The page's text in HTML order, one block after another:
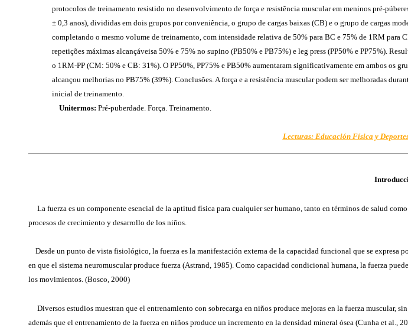
protocolos de treinamento resistido no desenvolvimento de força e resistência muscular em meninos pré-
± 0,3 anos), divididas em dois grupos por conveniência, o grupo de cargas baixas (CB) e o grupo de cargas
completando o mesmo volume de treinamento, com intensidade relativa de 50% para BC e 75% de 1RM
repetições máximas alcançáveis ​​a 50% e 75% no supino (PB50% e PB75%) e leg press (PP50% e PP75%).
o 1RM-PP (CM: 50% e CB: 31%). O PP50%, PP75% e PB50% aumentaram significativamente em ambos os
alcançou melhorias no PB75% (39%). Conclusões. A força e a resistência muscular podem ser melhoradas
inicial de treinamento.
Unitermos: Pré-puberdade. Força. Treinamento.
Lecturas: Educación Física y
La fuerza es un componente esencial de la aptitud física para cualquier ser humano, tanto en términos de salud
procesos de crecimiento y desarrollo de los niños.
Desde un punto de vista fisiológico, la fuerza es la manifestación externa de la capacidad funcional que se expresa
en que el sistema neuromuscular produce fuerza (Astrand, 1985). Como capacidad condicional humana, la fuerza
los movimientos. (Bosco, 2000)
Diversos estudios muestran que el entrenamiento con sobrecarga en niños produce mejoras en la fuerza
además que el entrenamiento de la fuerza en niños produce un incremento en la densidad mineral ósea (Cunha et